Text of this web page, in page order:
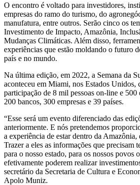
O encontro é voltado para investidores,
empresas do ramo do turismo, do
manufatura, entre outros. Serão cinco os
Investimento de Impacto, Amazônia,
Mudanças Climáticas. Além disso,
experiências que estão moldando o futuro
país e no mundo.
Na última edição, em 2022, a Semana da
aconteceu em Miami, nos Estados Unidos,
participação de 8 mil pessoas on-line e 500
200 bancos, 300 empresas e 39 países.
“Esse será um evento diferenciado das
anteriormente. E nós pretendemos
a experiência de estar dentro da Amazônia,
Trazer a eles as informações que precisam
para o nosso estado, para os nossos povos
efetivamente poderem realizar
secretário da Secretaria de Cultura e
Apolo Muniz.